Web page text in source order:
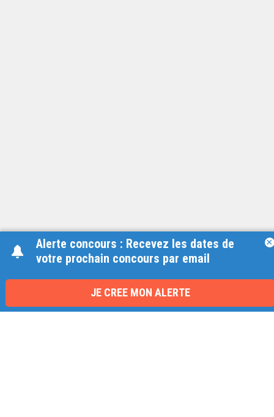
Alerte concours : Recevez les dates de
votre prochain concours par email
JE CREE MON ALERTE
×
Une équipe à votre écoute
du lundi au vendredi de 9h à 17h
01 79 06 76 68